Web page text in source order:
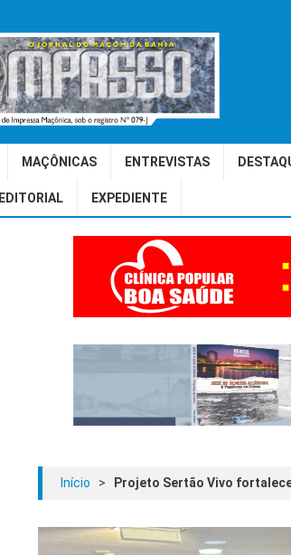
MAÇÔNICAS ENTREVISTAS
EDITORIAL EXPEDIENTE
Início > Projeto Sertão Vivo